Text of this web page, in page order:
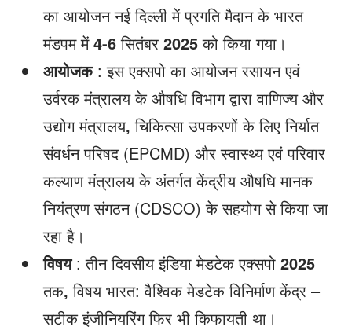
का आयोजन नई दिल्ली में प्रगति मैदान के भारत
मंडपम में4-6सितंबर 2025को किया गया।
आयोजक: इस एक्सपो का आयोजन रसायन एवं
उर्वरक मंत्रालय के औषधि विभाग द्वारा वाणिज्य और
उद्योग मंत्रालय,चिकित्सा उपकरणों के लिए निर्यात
संवर्धन परिषद (EPCMD) और स्वास्थ्य एवं परिवार
कल्याण मंत्रालय के अंतर्गत केंद्रीय औषधि मानक
नियंत्रण संगठन (CDSCO) के सहयोग से किया जा
रहा है।
विषय: तीन दिवसीय इंडिया मेडटेक एक्सपो 2025
तक,विषय भारत: वैश्विक मेडटेक विनिर्माण केंद्र –
सटीक इंजीनियरिंग फिर भी किफायती था।